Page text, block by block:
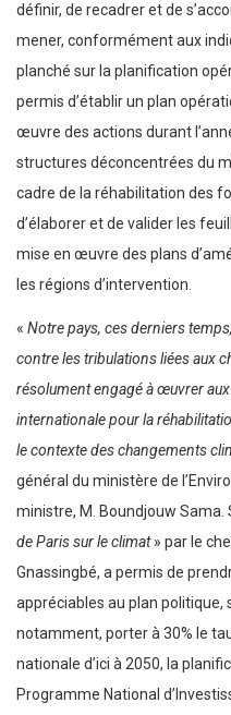
définir, de recadrer et de
mener, conformément aux
planché sur la planification
permis d’établir un plan
œuvre des actions durant
structures déconcentrées du
cadre de la réhabilitation des
d’élaborer et de valider les
mise en œuvre des plans
les régions d’intervention.
« Notre pays, ces derniers
contre les tribulations liées aux
résolument engagé à œuvrer
internationale pour la
le contexte des changements
général du ministère de
ministre, M. Boundjouw Sama.
de Paris sur le climat» par le
Gnassingbé, a permis de
appréciables au plan politique,
notamment, porter à 30% le
nationale d’ici à 2050, la
Programme National